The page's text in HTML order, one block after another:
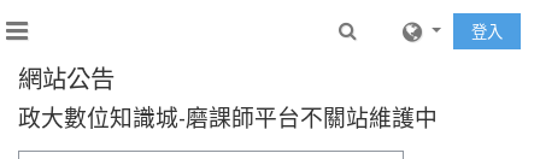
側板
Toggle search
登入
網站公告
政大數位知識城-磨課師平台不關站維護中